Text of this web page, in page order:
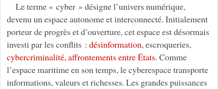
Le terme « cyber » désigne l’univers numérique,
devenu un espace autonome et interconnecté. Initialement
porteur de progrès et d’ouverture, cet espace est désormais
investi par les conflits : désinformation, escroqueries,
cybercriminalité, affrontements entre États. Comme
l’espace maritime en son temps, le cyberespace transporte
informations, valeurs et richesses. Les grandes puissances